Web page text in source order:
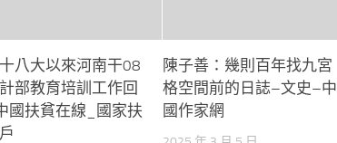
八大以來河南干08
部教育培訓工作回
國扶貧在線_國家扶
陳子善：幾則百年找九宮
格空間前的日誌–文史–中
國作家網